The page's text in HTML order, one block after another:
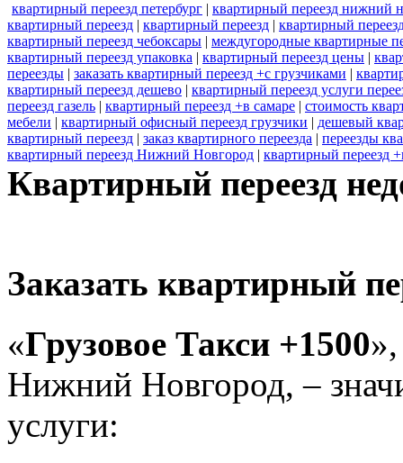
квартирный переезд петербург | квартирный переезд нижний
квартирный переезд | квартирный переезд | квартирный
квартирный переезд чебоксары | междугородные квартирные
квартирный переезд упаковка | квартирный переезд цены |
переезды | заказать квартирный переезд +с грузчиками |
квартирный переезд дешево | квартирный переезд услуги
переезд газель | квартирный переезд +в самаре | стоимость
мебели | квартирный офисный переезд грузчики | дешевый
квартирный переезд | заказ квартирного переезда | переезды
квартирный переезд Нижний Новгород | квартирный переезд
Квартирный переезд
Заказать квартирный
«Грузовое Такси +1500
Нижний Новгород, –
услуги: